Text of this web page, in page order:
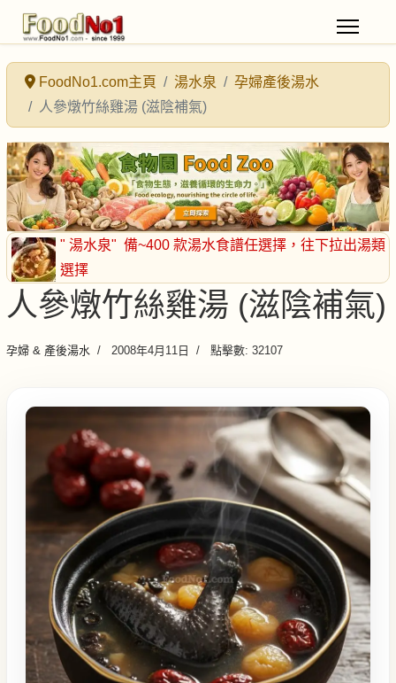
FoodNo1.com主頁 湯水泉
孕婦產後湯水
人參燉竹絲雞湯 (滋陰補氣)
" 湯水泉" 備~400 款湯水食譜任選擇 ，往下拉出湯類
選擇
人參燉竹絲雞湯 (滋陰補氣)
孕婦 & 產後湯水 2008年4月11日 點擊數: 32107